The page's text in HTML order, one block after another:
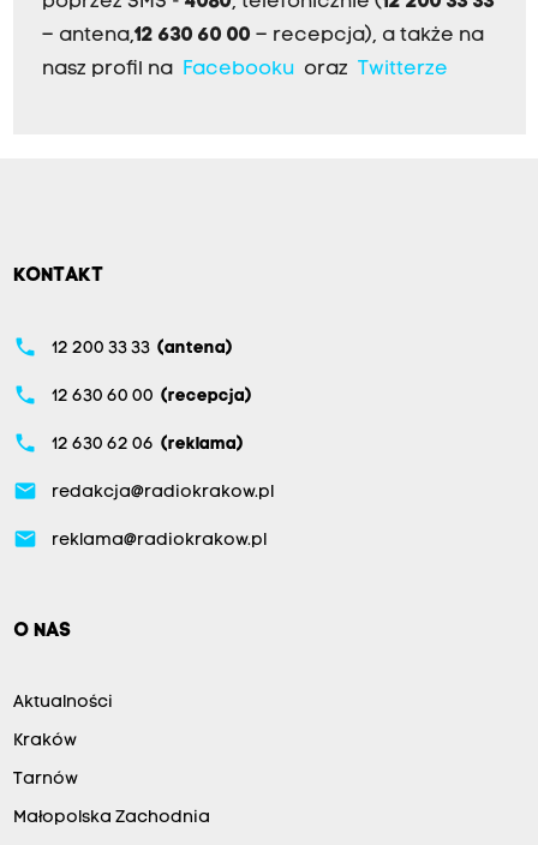
– antena,12 630 60 00 – recepcja), a także na
nasz profil na Facebookuoraz Twitterze
KONTAKT
phone 12 200 33 33 (antena)
phone 12 630 60 00 (recepcja)
phone 12 630 62 06 (reklama)
email redakcja@radiokrakow.pl
email reklama@radiokrakow.pl
O NAS
Aktualności
Kraków
Tarnów
Małopolska Zachodnia